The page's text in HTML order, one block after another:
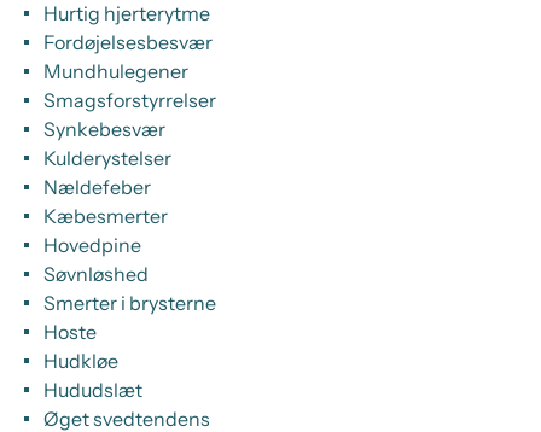
Hurtig hjerterytme
Fordøjelsesbesvær
Mundhulegener
Smagsforstyrrelser
Synkebesvær
Kulderystelser
Nældefeber
Kæbesmerter
Hovedpine
Søvnløshed
Smerter i brysterne
Hoste
Hudkløe
Hududslæt
Øget svedtendens